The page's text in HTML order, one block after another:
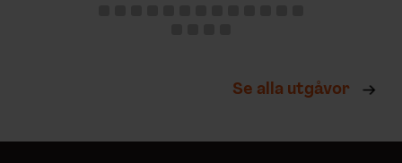
Se alla utgåvor